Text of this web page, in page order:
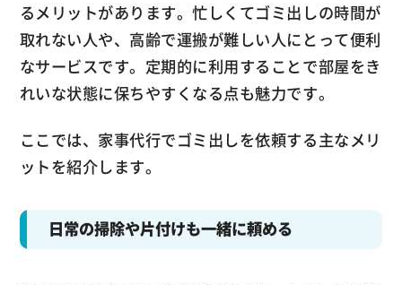
るメリットがあります。忙しくてゴミ出しの時間が
取れない人や、高齢で運搬が難しい人にとって便利
なサービスです。定期的に利用することで部屋をき
れいな状態に保ちやすくなる点も魅力です。
ここでは、家事代行でゴミ出しを依頼する主なメリ
ットを紹介します。
日常の掃除や片付けも一緒に頼める